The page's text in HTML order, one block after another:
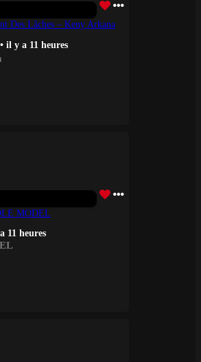
Des Lâches – Keny Arkana
• il y a 11 heures
MODEL
11 heures